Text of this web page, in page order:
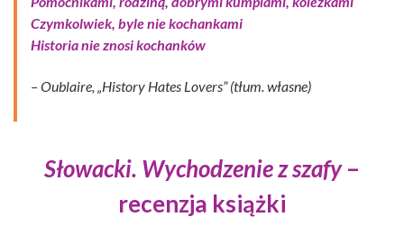
Czymkolwiek, byle nie kochankami
Historia nie znosi kochanków
– Oublaire, „History Hates Lovers” (tłum. własne)
Słowacki. Wychodzenie z szafy–
recenzja książki